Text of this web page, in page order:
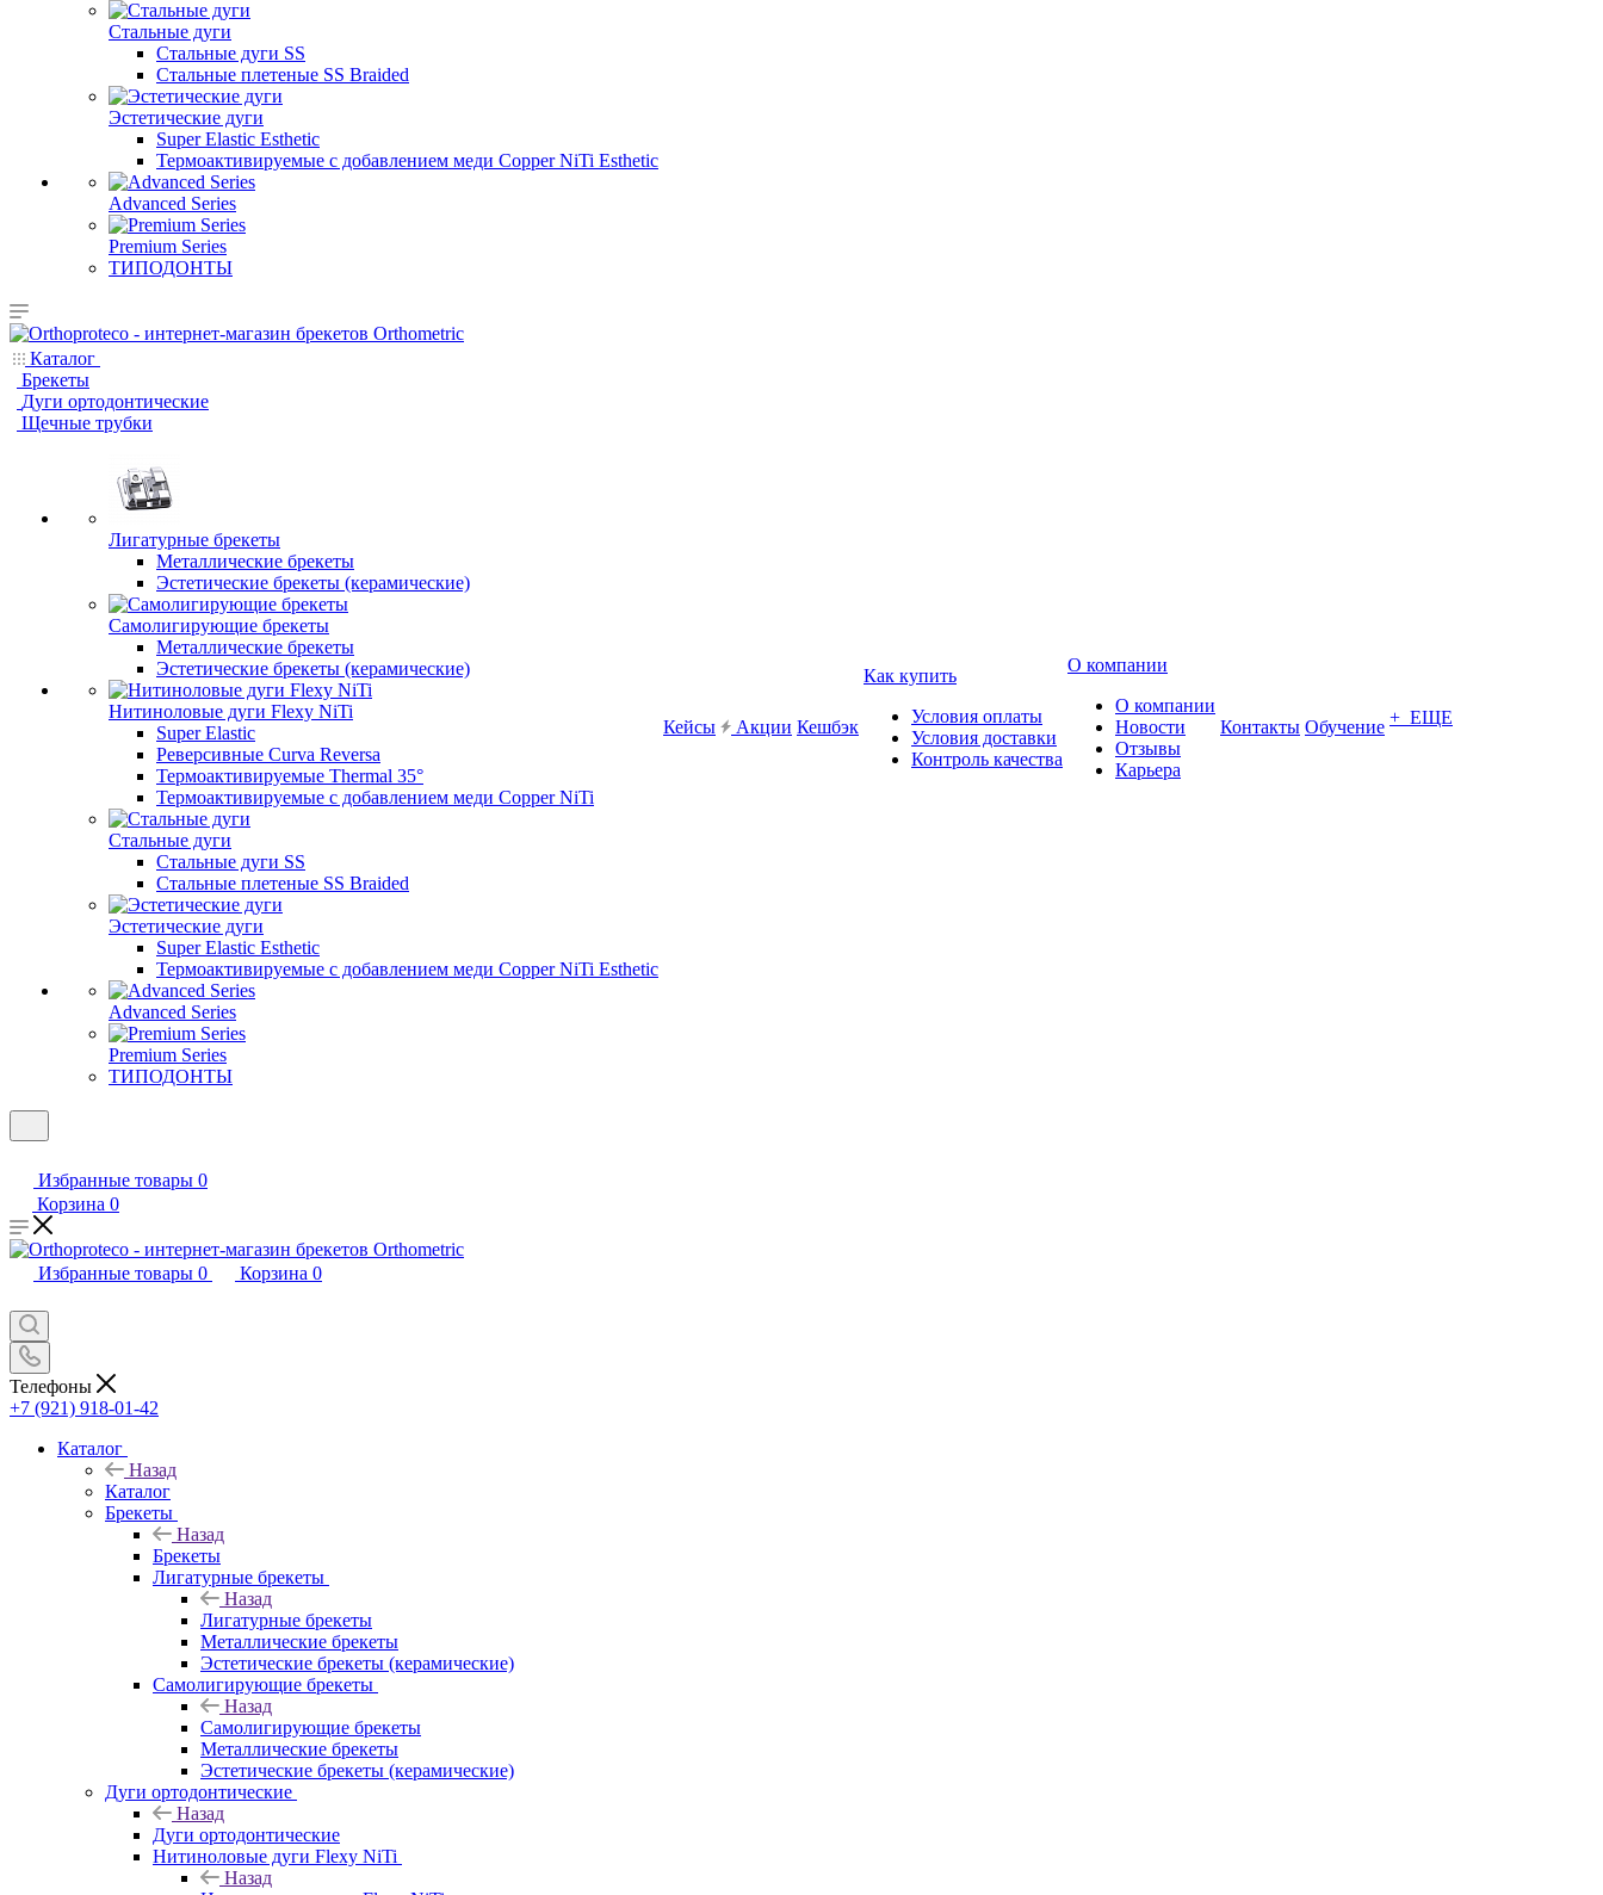
Стальные дуги
Стальные дуги SS
Стальные плетеные SS Braided
Эстетические дуги
Super Elastic Esthetic
Термоактивируемые с добавлением меди Copper NiTi Esthetic
Advanced Series
Premium Series
ТИПОДОНТЫ
Каталог
Брекеты
Дуги ортодонтические
Щечные трубки
Лигатурные брекеты
Металлические брекеты
Эстетические брекеты (керамические)
Самолигирующие брекеты
Металлические брекеты
Эстетические брекеты (керамические)
Нитиноловые дуги Flexy NiTi
Super Elastic
Реверсивные Curva Reversa
Термоактивируемые Thermal 35°
Термоактивируемые с добавлением меди Copper NiTi
Стальные дуги
Стальные дуги SS
Стальные плетеные SS Braided
Эстетические дуги
Super Elastic Esthetic
Термоактивируемые с добавлением меди Copper NiTi Esthetic
Advanced Series
Premium Series
ТИПОДОНТЫ
Кейсы Акции Кешбэк
Как купить
Условия оплаты
Условия доставки
Контроль качества
О компании
О компании
Новости
Отзывы
Карьера
Контакты Обучение + ЕЩЕ
Избранные товары 0
Корзина 0
Избранные товары 0 Корзина 0
Телефоны
+7 (921) 918-01-42
Каталог
Назад
Каталог
Брекеты
Назад
Брекеты
Лигатурные брекеты
Назад
Лигатурные брекеты
Металлические брекеты
Эстетические брекеты (керамические)
Самолигирующие брекеты
Назад
Самолигирующие брекеты
Металлические брекеты
Эстетические брекеты (керамические)
Дуги ортодонтические
Назад
Дуги ортодонтические
Нитиноловые дуги Flexy NiTi
Назад